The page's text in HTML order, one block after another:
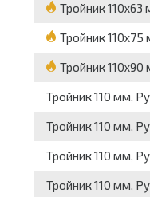
Тройник 110x63
Тройник 110x75
Тройник 110x90
Тройник 110 мм,
Тройник 110 мм,
Тройник 110 мм,
Тройник 110 мм,